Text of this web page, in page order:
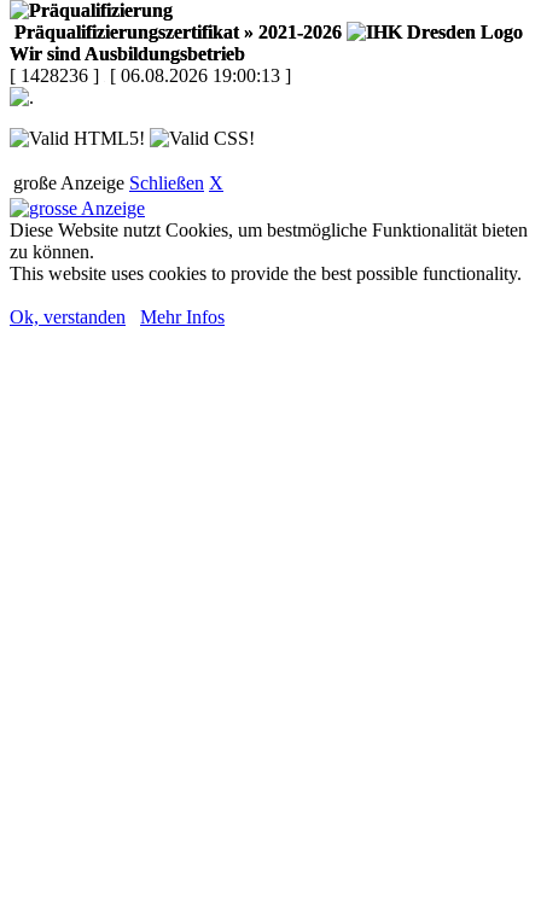
Präqualifizierungszertifikat » 2021-2026
Wir sind Ausbildungsbetrieb
[ 1428236 ] [ 06.08.2026 19:00:13 ]
große Anzeige Schließen X
Diese Website nutzt Cookies, um bestmögliche Funktionalität bieten
zu können.
This website uses cookies to provide the best possible functionality.
Ok, verstanden Mehr Infos